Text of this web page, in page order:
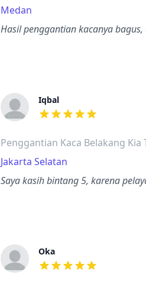
Medan
Hasil penggantian kacanya
Iqbal
dari ulasan adalah
Penggantian Kaca Belakang Kia
Jakarta Selatan
Saya kasih bintang 5, karena
Oka
dari ulasan adalah